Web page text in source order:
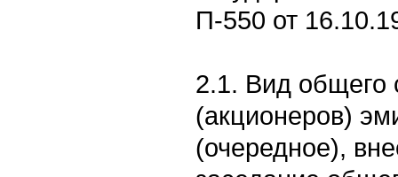
П-550 от
2.1. Вид общего
(акционеров)
(очередное),